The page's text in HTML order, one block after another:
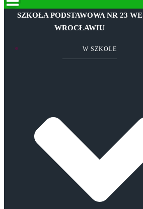
SZKOŁA PODSTAWOWA NR 23 WE
WROCŁAWIU
W SZKOLE